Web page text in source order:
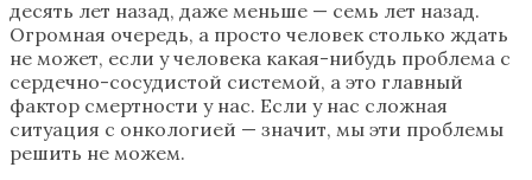
десять лет назад, даже меньше — семь лет назад.
Огромная очередь, а просто человек столько ждать
не может, если у человека какая-нибудь проблема с
сердечно-сосудистой системой, а это главный
фактор смертности у нас. Если у нас сложная
ситуация с онкологией — значит, мы эти проблемы
решить не можем.